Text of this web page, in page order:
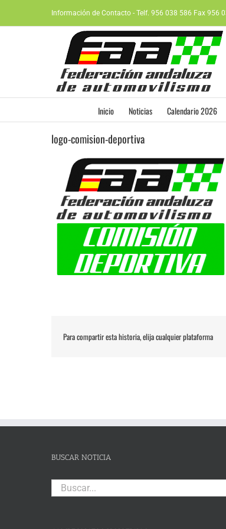
contenido
Información de Contacto - Telf. 956 038 586 Fax 956
Inicio Noticias Calendario 2026
logo-comision-deportiva
Para compartir esta historia, elija cualquier plataforma
BUSCAR NOTICIA
Buscar: